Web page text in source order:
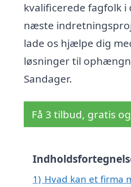
kvalificerede fagfolk
næste
lade os hjælpe dig
løsninger til
Sandager.
Få 3 tilbud, gratis
1) Hvad kan et firma